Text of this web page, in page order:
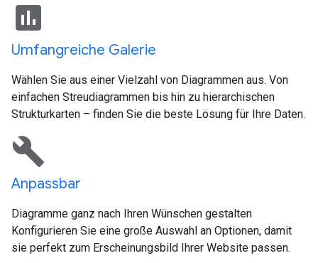
insert_chart
Umfangreiche Galerie
Wählen Sie aus einer Vielzahl von Diagrammen aus. Von
einfachen Streudiagrammen bis hin zu hierarchischen
Strukturkarten – finden Sie die beste Lösung für Ihre Daten.
build
Anpassbar
Diagramme ganz nach Ihren Wünschen gestalten
Konfigurieren Sie eine große Auswahl an Optionen, damit
sie perfekt zum Erscheinungsbild Ihrer Website passen.